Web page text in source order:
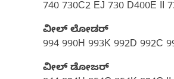
740 730C2 EJ 730 D400E II
ವೀಲ್ ಲೋಡರ್
994 990H 993K 992D 992C
ವೀಲ್ ಡೋಜರ್​